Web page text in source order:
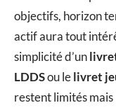
objectifs, horizon
actif aura tout
simplicité d’un
LDDSou lelivret
restent limités